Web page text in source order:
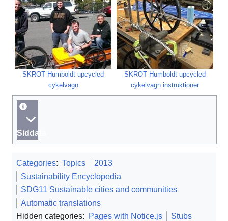
SKROT Humboldt upcycled
cykelvagn
SKROT Humboldt upcycled
cykelvagn instruktioner
Siddata
Categories: Topics
2013
Sustainability Encyclopedia
SDG11 Sustainable cities and communities
Automatic translations
Hidden categories:
Pages with Notice.js Stubs